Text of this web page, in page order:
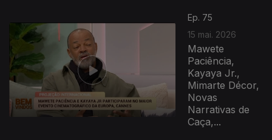
Ep. 75
15 mai. 2026
Mawete
Paciência,
Kayaya Jr.,
Mimarte Décor,
Novas
Narrativas de
Caça,...